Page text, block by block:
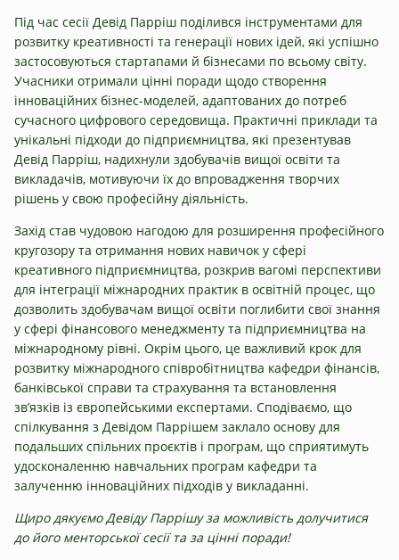
Під час сесії Девід Парріш поділився інструментами для
розвитку креативності та генерації нових ідей, які успішно
застосовуються стартапами й бізнесами по всьому світу.
Учасники отримали цінні поради щодо створення
інноваційних бізнес-моделей, адаптованих до потреб
сучасного цифрового середовища. Практичні приклади та
унікальні підходи до підприємництва, які презентував
Девід Парріш, надихнули здобувачів вищої освіти та
викладачів, мотивуючи їх до впровадження творчих
рішень у свою професійну діяльність.
Захід став чудовою нагодою для розширення професійного
кругозору та отримання нових навичок у сфері
креативного підприємництва, розкрив вагомі перспективи
для інтеграції міжнародних практик в освітній процес, що
дозволить здобувачам вищої освіти поглибити свої знання
у сфері фінансового менеджменту та підприємництва на
міжнародному рівні. Окрім цього, це важливий крок для
розвитку міжнародного співробітництва кафедри фінансів,
банківської справи та страхування та встановлення
зв’язків із європейськими експертами. Сподіваємо, що
спілкування з Девідом Паррішем заклало основу для
подальших спільних проєктів і програм, що сприятимуть
удосконаленню навчальних програм кафедри та
залученню інноваційних підходів у викладанні.
Щиро дякуємо Девіду Паррішу за можливість долучитися
до його менторської сесії та за цінні поради!